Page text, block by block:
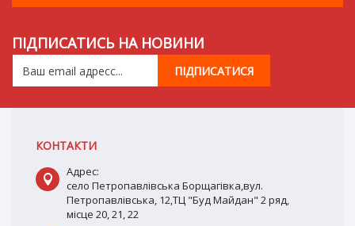
ПІДПИСАТИСЬ НА НОВИНИ
КОНТАКТИ
Адрес:
село Петропавлівська Борщагівка,вул.
Петропавлівська, 12,ТЦ "Буд Майдан" 2 ряд,
місце 20, 21, 22